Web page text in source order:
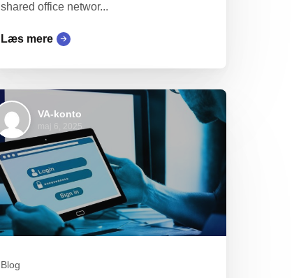
shared office networ...
Læs mere
VA-konto
maj 6, 2025
Blog